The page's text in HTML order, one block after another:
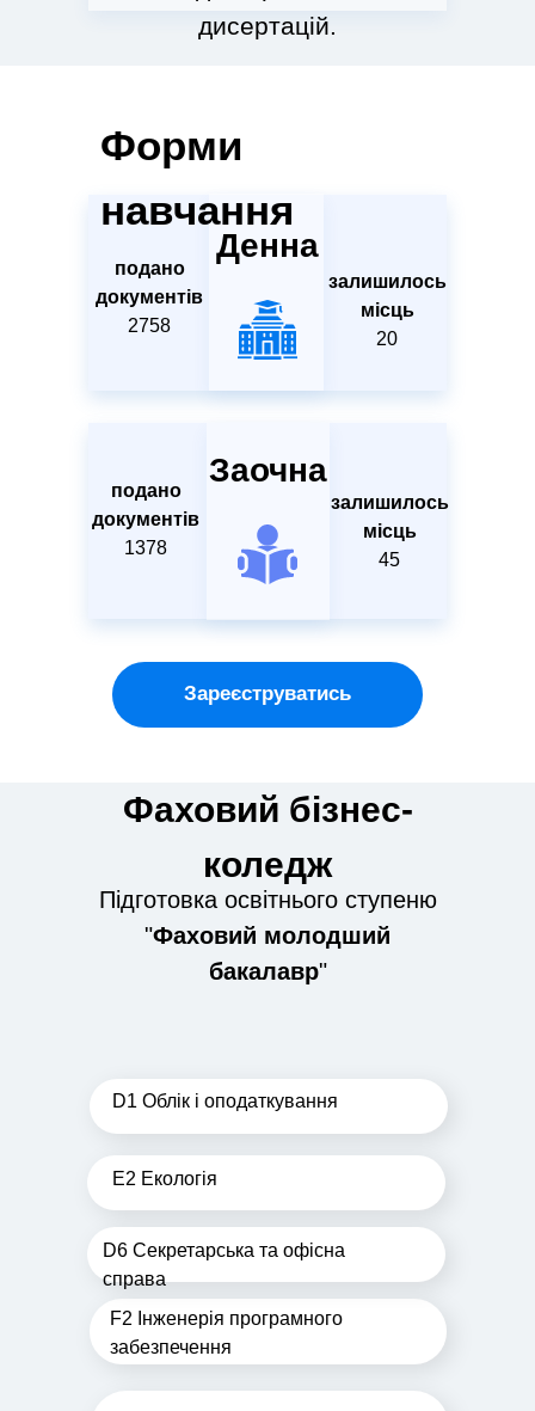
дисертацій.
Форми
навчання
Денна
Заочна
подано
документів
2758
залишилось
місць
20
залишилось
місць
45
подано
документів
1378
Зареєструватись
Фаховий бізнес-
коледж
Підготовка освітнього ступеню
"Фаховий молодший
бакалавр"
D1 Облік і оподаткування
F2 Інженерія програмного
забезпечення
D6 Секретарська та офісна
справа
E2 Екологія